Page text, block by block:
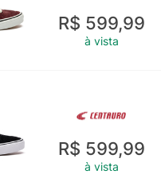
R$ 599,99
à vista
R$ 599,99
à vista